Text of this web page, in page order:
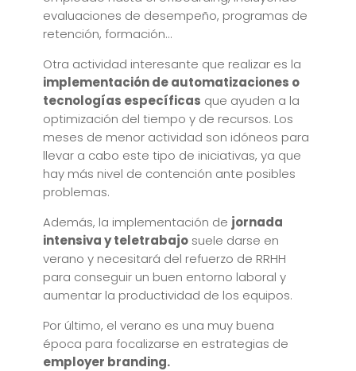
evaluaciones de desempeño, programas de
retención, formación…
Otra actividad interesante que realizar es la
implementación de automatizaciones o
tecnologías específicas que ayuden a la
optimización del tiempo y de recursos. Los
meses de menor actividad son idóneos para
llevar a cabo este tipo de iniciativas, ya que
hay más nivel de contención ante posibles
problemas.
Además, la implementación de jornada
intensiva y teletrabajosuele darse en
verano y necesitará del refuerzo de RRHH
para conseguir un buen entorno laboral y
aumentar la productividad de los equipos.
Por último, el verano es una muy buena
época para focalizarse en estrategias de
employer branding.